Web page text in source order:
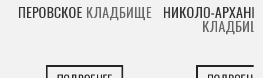
ПЕРОВСКОЕ КЛАДБИЩЕ НИКОЛО-